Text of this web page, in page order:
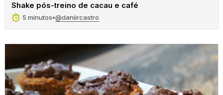
Shake pós-treino de cacau e café
5 minutos•@daniircastro